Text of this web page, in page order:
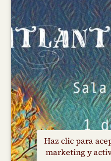
Haz clic para
marketing y